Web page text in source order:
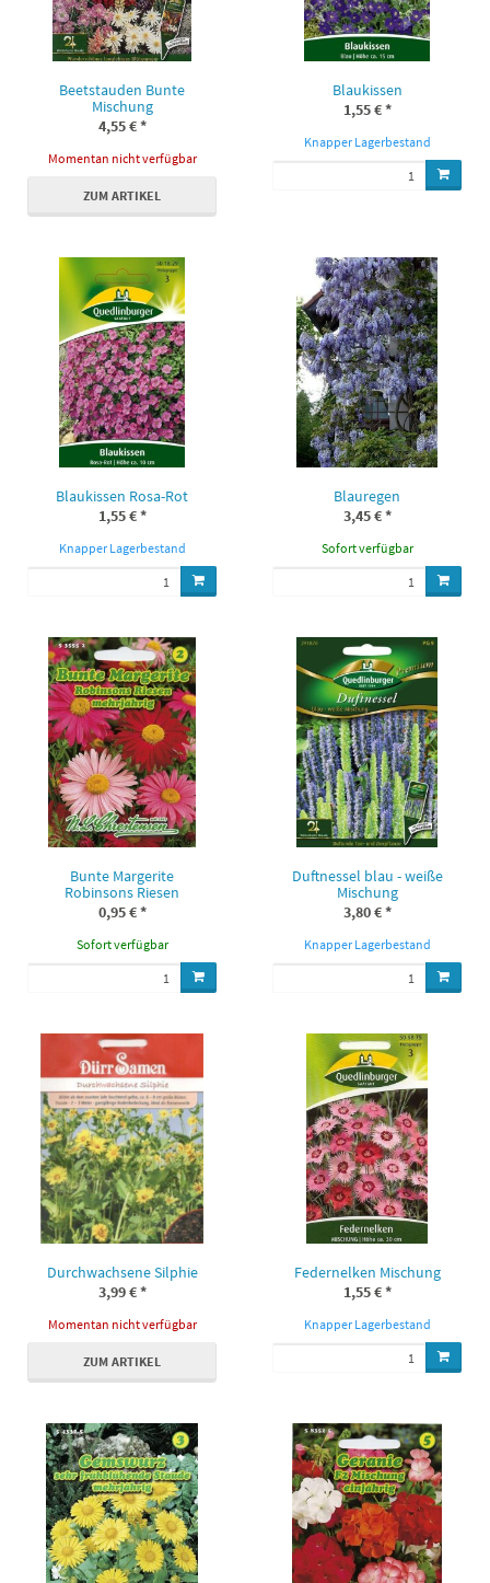
Beetstauden Bunte
Mischung
4,55 €*
Momentan nicht verfügbar
ZUM ARTIKEL
Blaukissen
1,55 €*
Knapper Lagerbestand
Blaukissen Rosa-Rot
1,55 €*
Knapper Lagerbestand
Blauregen
3,45 €*
Sofort verfügbar
Bunte Margerite
Robinsons Riesen
0,95 €*
Sofort verfügbar
Duftnessel blau - weiße
Mischung
3,80 €*
Knapper Lagerbestand
Durchwachsene Silphie
3,99 €*
Momentan nicht verfügbar
ZUM ARTIKEL
Federnelken Mischung
1,55 €*
Knapper Lagerbestand